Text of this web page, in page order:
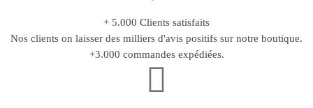
+ 5.000 Clients satisfaits
Nos clients on laisser des milliers d'avis positifs sur notre boutique.
+3.000 commandes expédiées.